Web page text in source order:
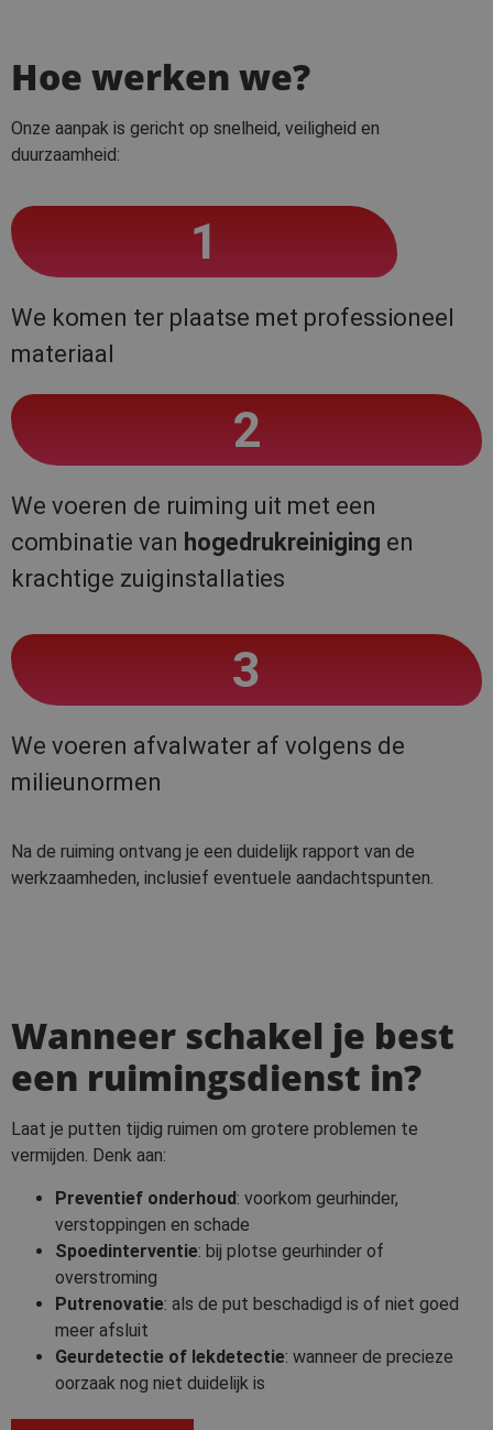
Hoe werken we?
Onze aanpak is gericht op snelheid, veiligheid en
duurzaamheid:
1
We komen ter plaatse met professioneel
materiaal
2
We voeren de ruiming uit met een
combinatie van hogedrukreiniging en
krachtige zuiginstallaties
3
We voeren afvalwater af volgens de
milieunormen
Na de ruiming ontvang je een duidelijk rapport van de
werkzaamheden, inclusief eventuele aandachtspunten.
Wanneer schakel je best
een ruimingsdienst in?
Laat je putten tijdig ruimen om grotere problemen te
vermijden. Denk aan:
Preventief onderhoud: voorkom geurhinder,
verstoppingen en schade
Spoedinterventie: bij plotse geurhinder of
overstroming
Putrenovatie: als de put beschadigd is of niet goed
meer afsluit
Geurdetectie of lekdetectie: wanneer de precieze
oorzaak nog niet duidelijk is